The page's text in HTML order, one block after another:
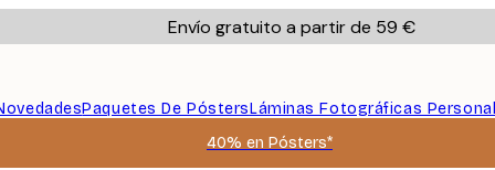
Envío gratuito a partir de 59 €
Paquetes De PóstersLáminas Fotográficas
40% en Pósters*